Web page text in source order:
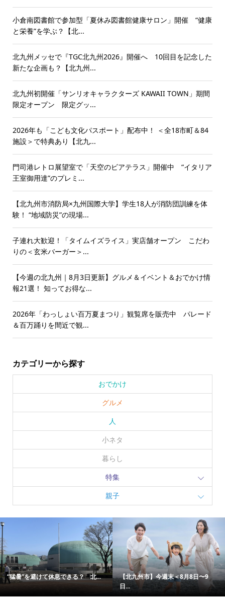
小倉南図書館で参加型「夏休み図書館健康サロン」開催 “健康
と栄養”を学ぶ？【北...
北九州メッセで『TGC北九州2026』開催へ 10回目を記念した
新たな企画も？【北九州...
北九州初開催「サンリオキャラクターズ KAWAII TOWN」期間
限定オープン 限定グッ...
2026年も「こども文化パスポート」配布中！ ＜全18市町＆84
施設＞で特典あり【北九...
門司港レトロ展望室で「天空のビアテラス」開催中 “イタリア
王室御用達”のプレミ...
【北九州市消防局×九州国際大学】学生18人が消防団訓練を体
験！ “地域防災”の現場...
子連れ大歓迎！「タイムイズライス」実店舗オープン こだわ
りの＜玄米バーガー＞...
【今週の北九州｜8月3日更新】グルメ＆イベント＆おでかけ情
報21選！ 知ってお得な...
2026年「わっしょい百万夏まつり」観覧席を販売中 パレード
＆百万踊りを間近で観...
カテゴリーから探す
おでかけ
グルメ
人
小ネタ
暮らし
特集
親子
“猛暑”を避けて休息できる？ 北...
【北九州市】今週末＜8月8日〜9
日...